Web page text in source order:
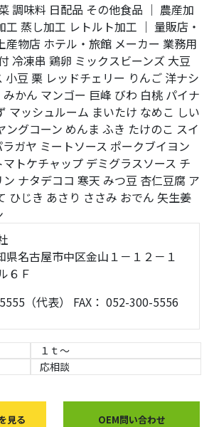
調味料 日配品 その他食品 ｜ 農産加
工 蒸し加工 レトルト加工 ｜ 量販店・
産物店 ホテル・旅館 メーカー 業務用
冷凍串 鶏卵 ミックスビーンズ 大豆
小豆 栗 レッドチェリー りんご 洋ナシ
みかん マンゴー 巨峰 びわ 白桃 パイナ
マッシュルーム まいたけ なめこ しい
ングコーン めんま ふき たけのこ スイ
ガヤ ミートソース ポークブイヨン
マトケチャップ デミグラスソース チ
ン ナタデココ 寒天 みつ豆 杏仁豆腐 ア
ひじき あさり ささみ おでん 矢生姜
県名古屋市中区金山１－１２－１
６Ｆ
（代表） FAX： 052-300-5556
１ｔ～
応相談
見る OEM問い合わせ